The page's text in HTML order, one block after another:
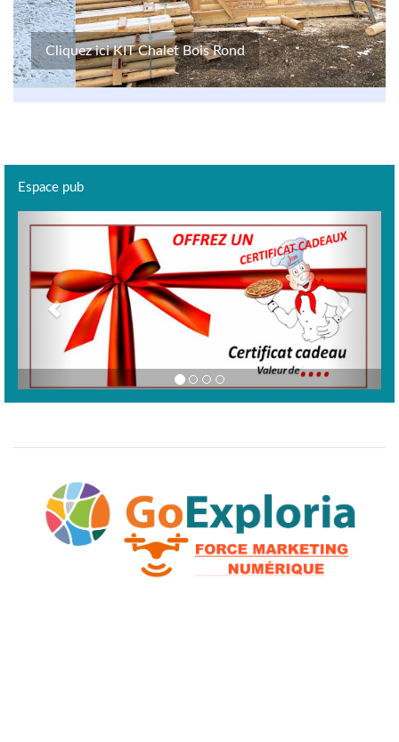
Cliquez ici KIT Chalet Bois Rond
Espace pub